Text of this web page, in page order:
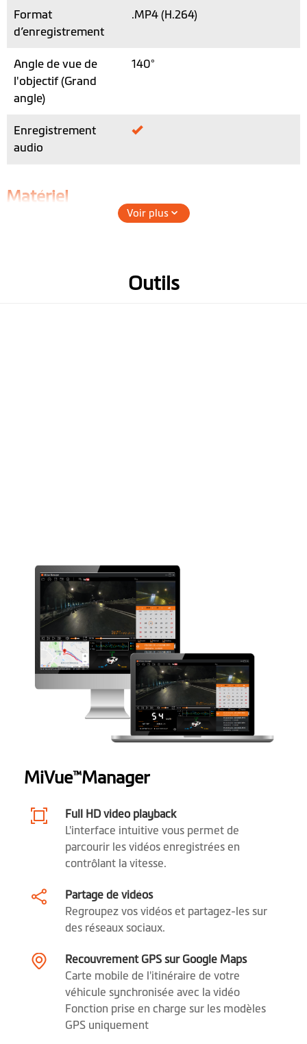
Format
d’enregistrement
.MP4 (H.264)
Angle de vue de
l'objectif (Grand
angle)
140°
Enregistrement
audio
Matériel
SuperCap intégré
Logiciel
Sauvegarde vidéo
Enregistrement
Étiquette de vidéo
personnalisée
Mise sous tension
automatique
Application pour
smartphone
MiVue™ Pro
MiVue™ Manager
Mise à jour OTA
Voir plus
Outils
MiVue™Manager
Full HD video playback
L'interface intuitive vous permet de
parcourir les vidéos enregistrées en
contrôlant la vitesse.
Partage de vidéos
Regroupez vos vidéos et partagez-les sur
des réseaux sociaux.
Recouvrement GPS sur Google Maps
Carte mobile de l'itinéraire de votre
véhicule synchronisée avec la vidéo
Fonction prise en charge sur les modèles
GPS uniquement